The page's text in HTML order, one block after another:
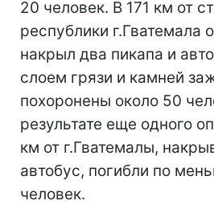
20 человек. В 171 км от
республики г.Гватемала
накрыл два пикапа и
слоем грязи и камней
похоронены около 50
результате еще одного
км от г.Гватемалы,
автобус, погибли по
человек.